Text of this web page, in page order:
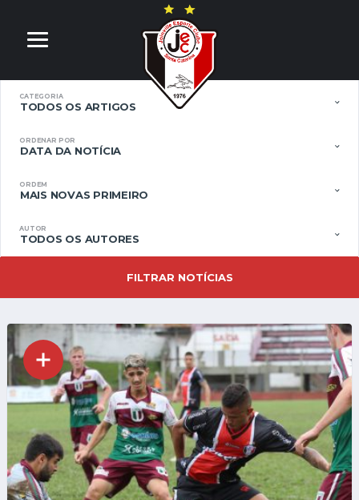
CATEGORIA
TODOS OS ARTIGOS
ORDENAR POR
DATA DA NOTÍCIA
ORDEM
MAIS NOVAS PRIMEIRO
AUTOR
TODOS OS AUTORES
FILTRAR NOTÍCIAS